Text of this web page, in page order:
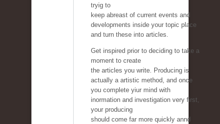
tryig to
keep abreast of current events and
developments inside your topic place
and turn these into articles.
Get inspired prior to deciding to take a
moment to create
the articles you write. Producing is
actually a artistic method, and once
you complete yiur mind with
inormation and investigation very first,
your producing
should come far more quickly annd